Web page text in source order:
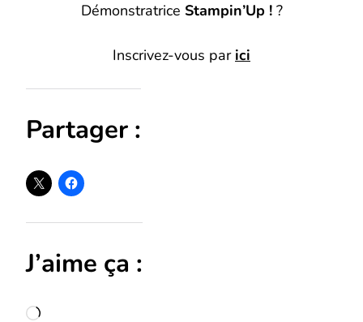
Démonstratrice Stampin’Up ! ?
Inscrivez-vous par ici
Partager :
J’aime ça :
Chargement…